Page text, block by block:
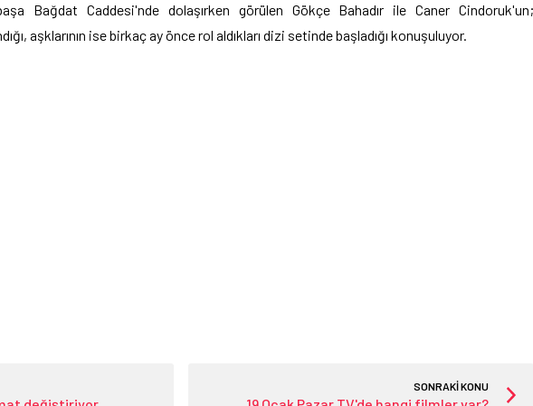
Bağdat Caddesi'nde dolaşırken görülen Gökçe Bahadır ile Caner Cindoruk'un;
aşklarının ise birkaç ay önce rol aldıkları dizi setinde başladığı konuşuluyor.
SONRAKİ KONU